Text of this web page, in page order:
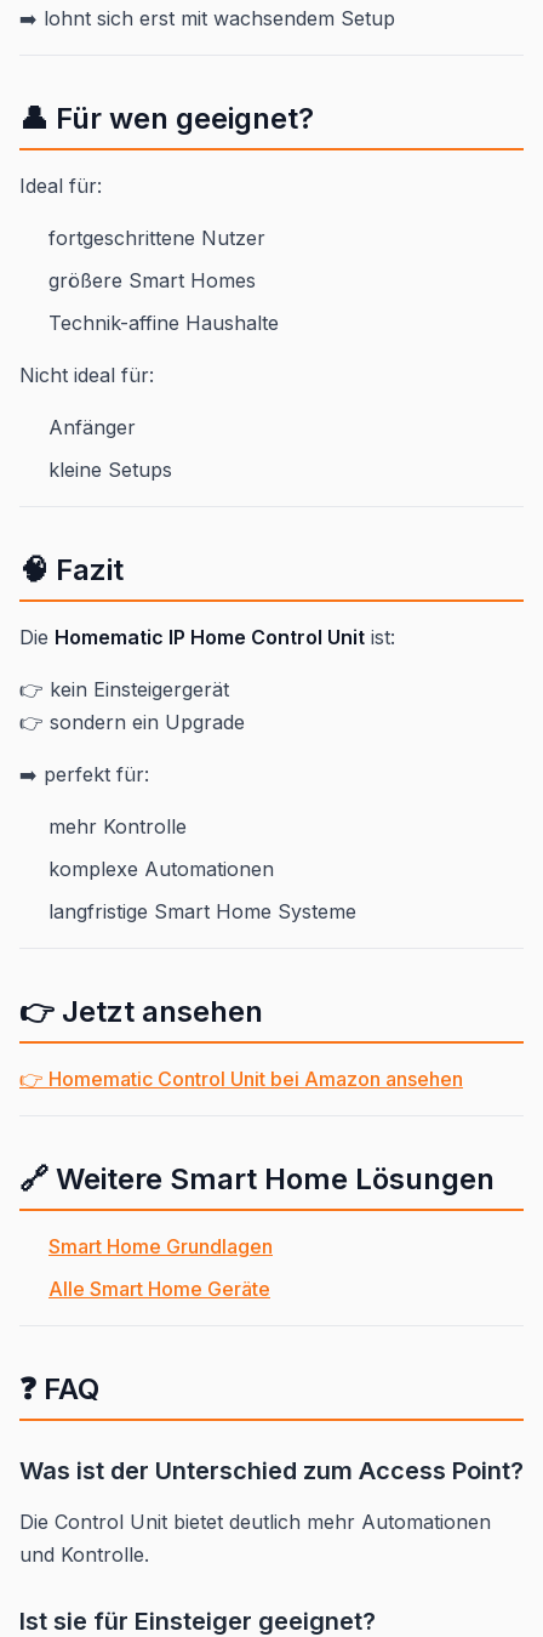
➡️ lohnt sich erst mit wachsendem Setup
👤 Für wen geeignet?
Ideal für:
fortgeschrittene Nutzer
größere Smart Homes
Technik-affine Haushalte
Nicht ideal für:
Anfänger
kleine Setups
🧠 Fazit
Die Homematic IP Home Control Unit ist:
👉 kein Einsteigergerät
👉 sondern ein Upgrade
➡️ perfekt für:
mehr Kontrolle
komplexe Automationen
langfristige Smart Home Systeme
👉 Jetzt ansehen
👉 Homematic Control Unit bei Amazon ansehen
🔗 Weitere Smart Home Lösungen
Smart Home Grundlagen
Alle Smart Home Geräte
❓ FAQ
Was ist der Unterschied zum Access Point?
Die Control Unit bietet deutlich mehr Automationen
und Kontrolle.
Ist sie für Einsteiger geeignet?